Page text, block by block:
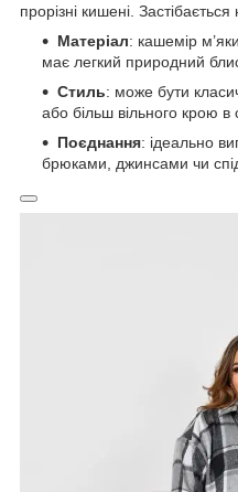
прорізні кишені. Застібається
Матеріал: кашемір
має легкий природний
Стиль: може бути
або більш вільного крою в
Поєднання: ідеально
брюками, джинсами чи